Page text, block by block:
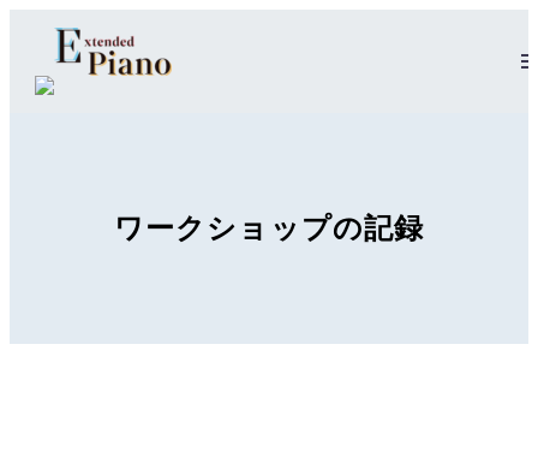
ワークショップの記録